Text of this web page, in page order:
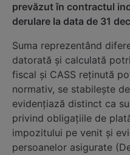
prevăzut în contractul
derulare la data de 31
Suma reprezentând
datorată și calculată
fiscal și CASS reținută
normativ, se stabilește
evidențiază distinct ca
privind obligaţiile de
impozitului pe venit şi
persoanelor asigurate